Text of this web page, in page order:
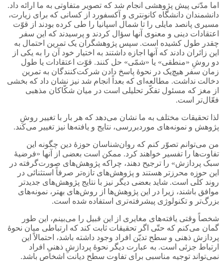
اما مدّتی پیش پژوهشی انجام شد که تصویر متفاوتی به ما ارائه داد.
دانشمندان دانشگاه کانونتری و آکسفورد از کسانی که برای زیارت،
مسیری پانصد مایلی را تا شمال اسپانیا را طی کرده بودند از قوّت
اعتقادات دینی و معنوی آنها سؤال کردند و پرسیدند که این سفر
چقدر طول کشیده است. سپس پژوهشگران یک تمرین احتمال به
این زائران دادند که آنها اجازه داشتند به اختیار خود آن را به یکی از
دو روشِ «منطقی» یا «شمّی» حل کنند. قوّت اعتقادات یا طول
زمان سفر هیچ‌یک در نحوۀ پاسخ دادن شرکت‌کنندگان به تمرین
دخالت نداشت. مطالعه‌ای که بعداً انجام شد نیز نشان داد که بخشی
از مغز که مسئول تفکّر تحلیلی است در میان شکّاکان مذهبی
فعّال‌تر است.
لذا تحقیقات مختلف به ما نشان می‌دهد که هر بار با تغییر روشِ
پژوهش و نمونه‌های موردبررسی، نتایج و یافته‌ها نیز تغییر می‌کند.
من می‌توانم تصوّر کنم که روان‌شناسان حوزۀ دین چگونه این
تفاوت‌ها را تفسیر خواهند کرد. ممکن است بعضی از آنها «فرضیۀ
سبک پردازش» را ترجیح دهند، چراکه پژوهش‌های صورت‌گرفته در
این حوزه محرزتر هستند و پژوهش‌های تازه‌تر صرفاً استثنائی در
روند کلّی است. شاید بعضی دیگر نیز با نتایج پژوهش‌های جدیدتر
موافق باشند، زیرا در این پژوهش‌ها از روش‌های بهتر، نمونه‌های
بزرگ‌تر و تکنولوژی پیشرفته‌تری استفاده شده است.
شخصاً وقتی یافته‌های مغایری از این قبیل را می‌بینم، این طور
گمان می‌کنم که حتّی اگر تحقیقات ثابت کند که ارتباطی میان نحوۀ
پردازش ذهنی و سطح تدیّن افراد وجود داشته باشد، احتمالاً این
ارتباط جزئی است. به عبارت دیگر نحوۀ پردازشِ ذهنیِ افراد
نمی‌تواند توجیه مناسبی برای تفاوت سطح دیانت اشخاص باشد.